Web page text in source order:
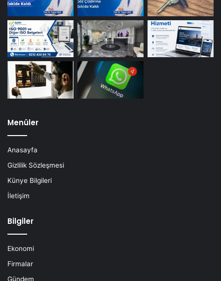
Menüler
Anasayfa
Gizlilik Sözleşmesi
Künye Bilgileri
İletişim
Bilgiler
Ekonomi
Firmalar
Gündem